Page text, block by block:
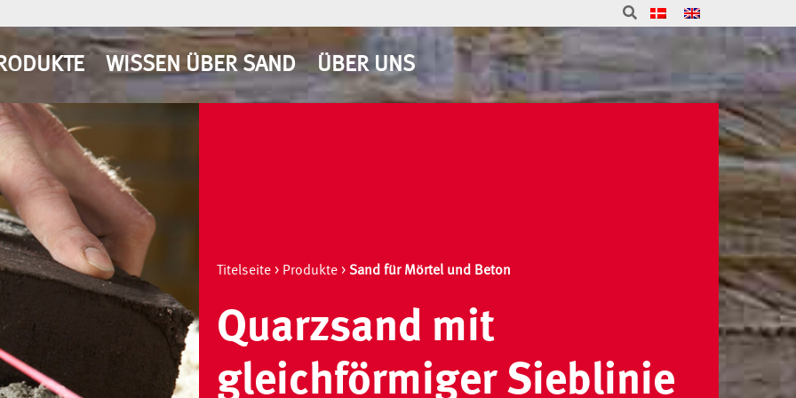
WISSEN ÜBER SAND ÜBER UNS
Titelseite > Produkte > Sand für Mörtel und Beton
Quarzsand mit
gleichförmiger Sieblinie